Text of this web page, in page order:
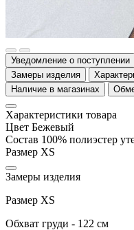
Уведомление о поступлении
Замеры изделия
Наличие в магазинах
Характеристики товара
Цвет Бежевый
Состав 100% полиэстер
Размер XS
Замеры изделия
Размер XS
Обхват груди - 122 см